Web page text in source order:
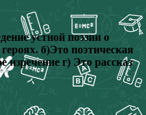
устной поэзии о
б)Это поэтическая
изречение г) Это рассказ